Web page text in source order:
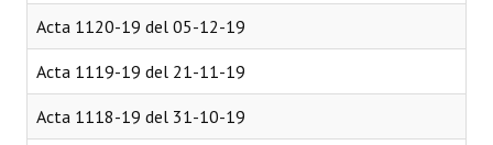
Acta 1120-19 del 05-12-19
Acta 1119-19 del 21-11-19
Acta 1118-19 del 31-10-19